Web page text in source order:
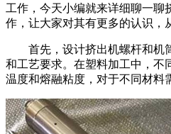
工作，今天小编就来详细聊一聊
作，让大家对其有更多的认识，
首先，设计挤出机螺杆和机
和工艺要求。在塑料加工中，不
温度和熔融粘度，对于不同材料